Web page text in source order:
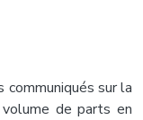
sur la
de parts en